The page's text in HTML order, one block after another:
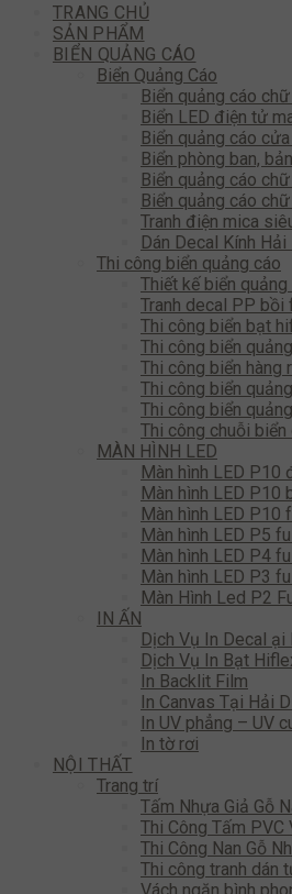
TRANG CHỦ
SẢN PHẨM
BIỂN QUẢNG CÁO
Biển Quảng Cáo
Biển quảng cáo
Biển LED điện tử
Biển quảng cáo
Biển phòng ban,
Biển quảng cáo
Biển quảng cáo
Tranh điện mica
Dán Decal Kính
Thi công biển quảng cáo
Thiết kế biển
Tranh decal PP bồi
Thi công biển bạt
Thi công biển
Thi công biển hàng
Thi công biển
Thi công biển
Thi công chuỗi biển
MÀN HÌNH LED
Màn hình LED P10
Màn hình LED P10
Màn hình LED P10
Màn hình LED P5
Màn hình LED P4
Màn hình LED P3
Màn Hình Led P2
IN ẤN
Dịch Vụ In Decal ại
Dịch Vụ In Bạt
In Backlit Film
In Canvas Tại Hải
In UV phẳng – UV
In tờ rơi
NỘI THẤT
Trang trí
Tấm Nhựa Giả Gỗ
Thi Công Tấm PVC
Thi Công Nan Gỗ
Thi công tranh dán